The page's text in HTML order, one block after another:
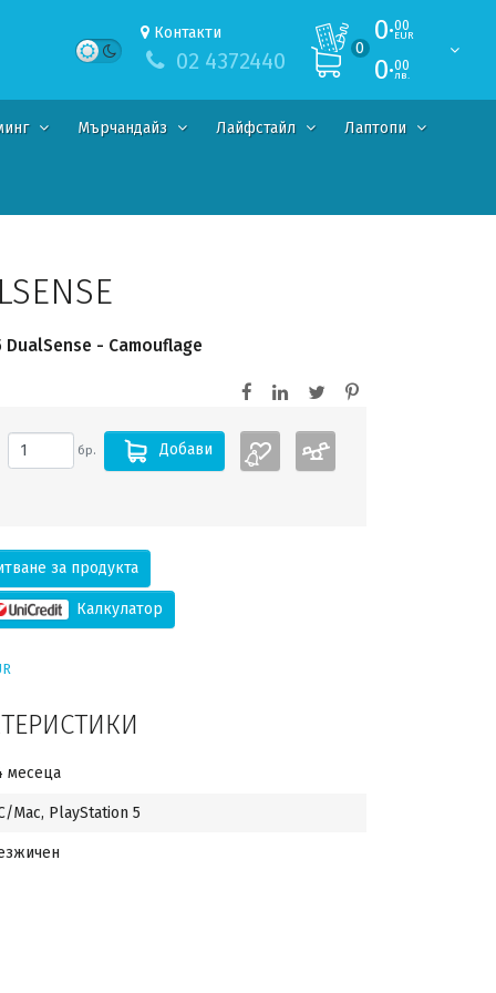
Контакти
02 4372440 0
0·00
EUR
0·00
лв.
Мърчандайз Лайфстайл Лаптопи
- Camouflage
бр. Добави
за продукта
Калкулатор
месеца
Mac, PlayStation 5